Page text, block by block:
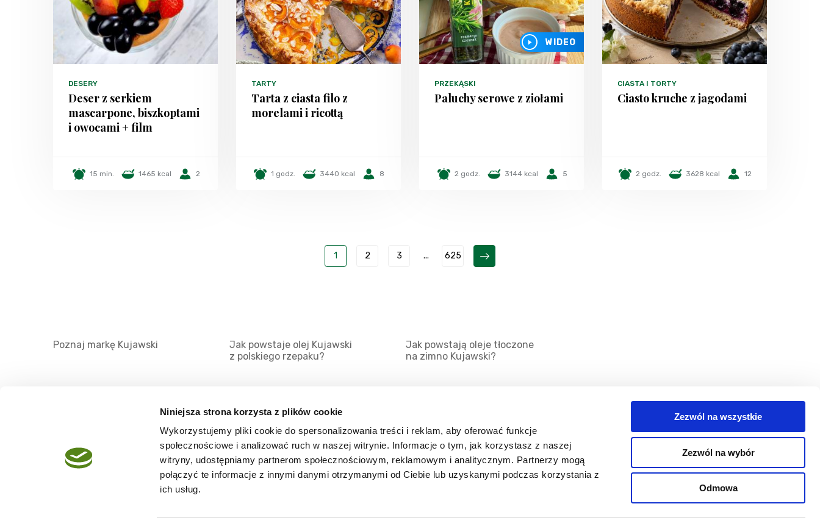
Niniejsza strona korzysta z plików cookie
Wykorzystujemy pliki cookie do spersonalizowania treści i reklam, aby oferować funkcje
społecznościowe i analizować ruch w naszej witrynie. Informacje o tym, jak korzystasz z naszej
witryny, udostępniamy partnerom społecznościowym, reklamowym i analitycznym. Partnerzy mogą
połączyć te informacje z innymi danymi otrzymanymi od Ciebie lub uzyskanymi podczas korzystania z
ich usług.
Zezwól na wszystkie
Zezwól na wybór
Odmowa
DESERY
Deser z serkiem
mascarpone, biszkoptami
i owocami + film
15 min. 1465 kcal 2
TARTY
Tarta z ciasta filo z
morelami i ricottą
1 godz. 3440 kcal 8
WIDEO
PRZEKĄSKI
Paluchy serowe z ziołami
2 godz. 3144 kcal 5
CIASTA I TORTY
Ciasto kruche z jagodami
2 godz. 3628 kcal 12
1 2 3 ... 625
Poznaj markę Kujawski
Jak powstaje olej Kujawski
z polskiego rzepaku?
Jak powstają oleje tłoczone
na zimno Kujawski?
Regulamin
Mapa serwisu
Kanały RSS
Porady
Kategorie
Kontakt
Zaloguj się